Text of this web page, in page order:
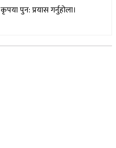
पुन: प्रयास गर्नुहोला।